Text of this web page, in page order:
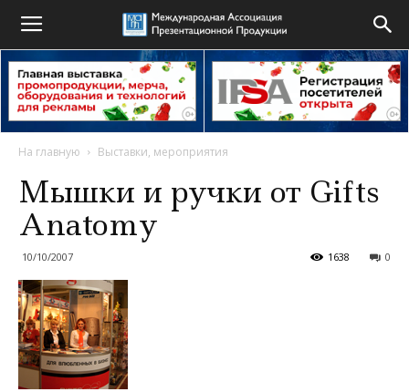
На главную Выставки, мероприятия
Мышки и ручки от Gifts
Anatomy
10/10/2007 0
1638